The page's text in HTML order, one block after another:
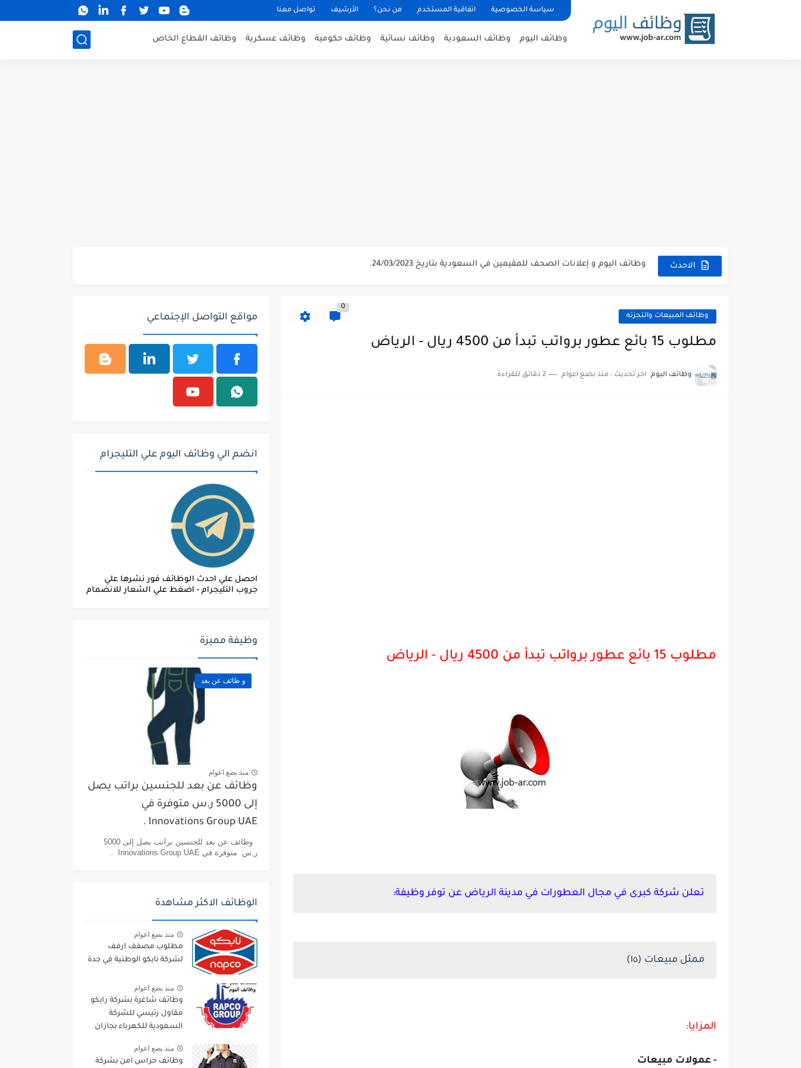
سياسة الخصوصية اتفاقية المستخدم من نحن؟ الأرشيف تواصل معنا
وظائف اليوم وظائف السعودية وظائف نسائية وظائف حكومية وظائف عسكرية وظائف القطاع الخاص
الاحدث وظائف إدارية نسائية متوفرة في شركة الجودة و التميز بالجبيل.
وظائف المبيعات والتجزئه
0
مطلوب 15 بائع عطور برواتب تبدأ من 4500 ريال - الرياض
وظائف اليوم اخر تحديث : منذ بضع اعوام 2 دقائق للقراءة
مطلوب 15 بائع عطور برواتب تبدأ من 4500 ريال - الرياض
تعلن شركة كبرى في مجال العطورات في مدينة الرياض عن توفر وظيفة:
ممثل مبيعات (١٥)
المزايا:
- عمولات مبيعات
مواقع التواصل الإجتماعي
انضم الي وظائف اليوم علي التليجرام
احصل علي احدث الوظائف فور نشرها علي
جروب التليجرام - اضغط علي الشعار للانضمام
وظيفة مميزة
و ظائف عن بعد
منذ بضع اعوام
وظائف عن بعد للجنسين براتب يصل
إلى 5000 ر.س متوفرة في
Innovations Group UAE .
وظائف عن بعد للجنسين براتب يصل إلى 5000
ر.س متوفرة في Innovations Group UAE .
الوظائف الاكثر مشاهدة
منذ بضع اعوام
مطلوب مصفف ارفف
لشركة نابكو الوطنية في جدة
منذ بضع اعوام
وظائف شاغرة بشركة رابكو
مقاول رئيسي للشركة
السعودية للكهرباء بجازان
منذ بضع اعوام
وظائف حراس امن بشركة